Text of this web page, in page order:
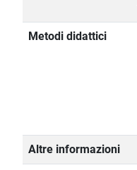
Metodi didattici
Altre informazioni